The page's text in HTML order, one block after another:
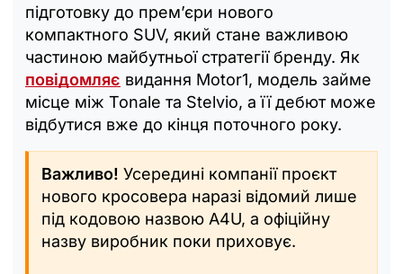
підготовку до прем’єри нового
компактного SUV, який стане важливою
частиною майбутньої стратегії бренду. Як
повідомляє видання Motor1, модель займе
місце між Tonale та Stelvio, а її дебют може
відбутися вже до кінця поточного року.
Важливо! Усередині компанії проєкт
нового кросовера наразі відомий лише
під кодовою назвою A4U, а офіційну
назву виробник поки приховує.